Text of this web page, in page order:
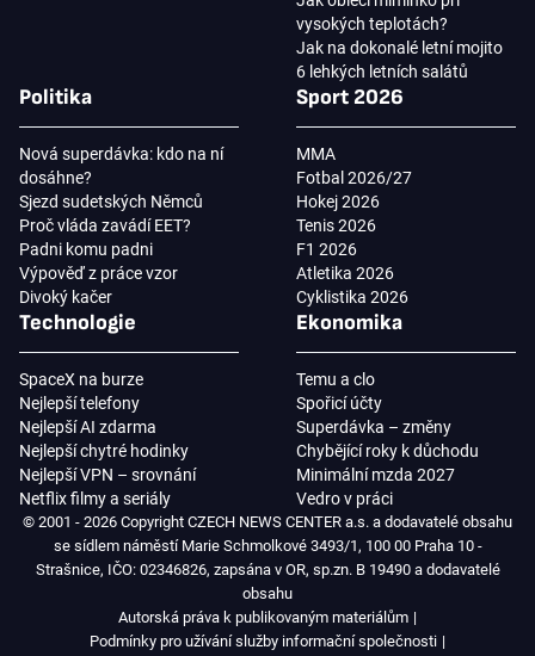
vysokých teplotách?
Jak na dokonalé letní mojito
6 lehkých letních salátů
Politika
Nová superdávka: kdo na ní
dosáhne?
Sjezd sudetských Němců
Proč vláda zavádí EET?
Padni komu padni
Výpověď z práce vzor
Divoký kačer
Sport 2026
MMA
Fotbal 2026/27
Hokej 2026
Tenis 2026
F1 2026
Atletika 2026
Cyklistika 2026
Technologie
SpaceX na burze
Nejlepší telefony
Nejlepší AI zdarma
Nejlepší chytré hodinky
Nejlepší VPN – srovnání
Netflix filmy a seriály
Ekonomika
Temu a clo
Spořicí účty
Superdávka – změny
Chybějící roky k důchodu
Minimální mzda 2027
Vedro v práci
© 2001 - 2026 Copyright CZECH NEWS CENTER a.s. a dodavatelé obsahu
se sídlem náměstí Marie Schmolkové 3493/1, 100 00 Praha 10 -
Strašnice, IČO: 02346826, zapsána v OR, sp.zn. B 19490 a dodavatelé
obsahu
Autorská práva k publikovaným materiálům
Podmínky pro užívání služby informační společnosti